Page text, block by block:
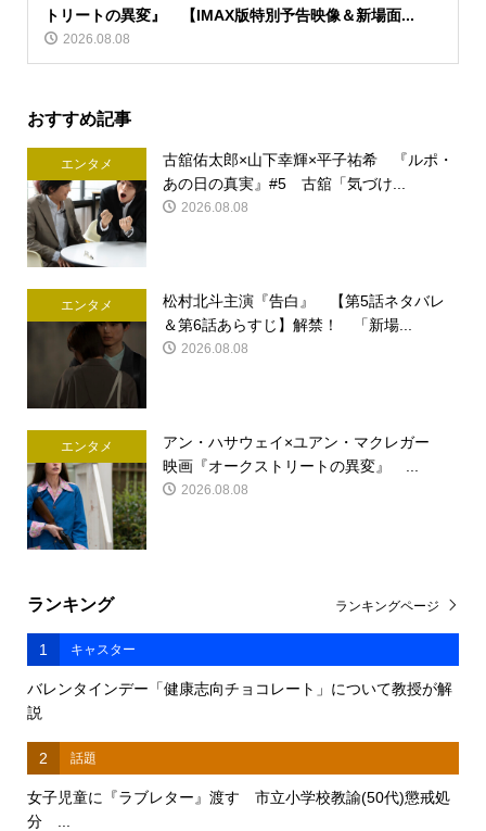
トリートの異変』 【IMAX版特別予告映像＆新場面...
2026.08.08
おすすめ記事
エンタメ
古舘佑太郎×山下幸輝×平子祐希 『ルポ・
あの日の真実』#5 古舘「気づけ...
2026.08.08
エンタメ
松村北斗主演『告白』 【第5話ネタバレ
＆第6話あらすじ】解禁！ 「新場...
2026.08.08
エンタメ
アン・ハサウェイ×ユアン・マクレガー
映画『オークストリートの異変』 ...
2026.08.08
ランキング
1 キャスター
バレンタインデー「健康志向チョコレート」について教授が解
説
2 話題
女子児童に『ラブレター』渡す 市立小学校教諭(50代)懲戒処
分 ...
ランキングページ